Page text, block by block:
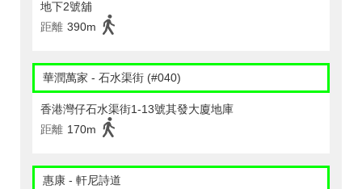
地下2號舖
距離 390m
華潤萬家 - 石水渠街 (#040)
香港灣仔石水渠街1-13號其發大廈地庫
距離 170m
惠康 - 軒尼詩道